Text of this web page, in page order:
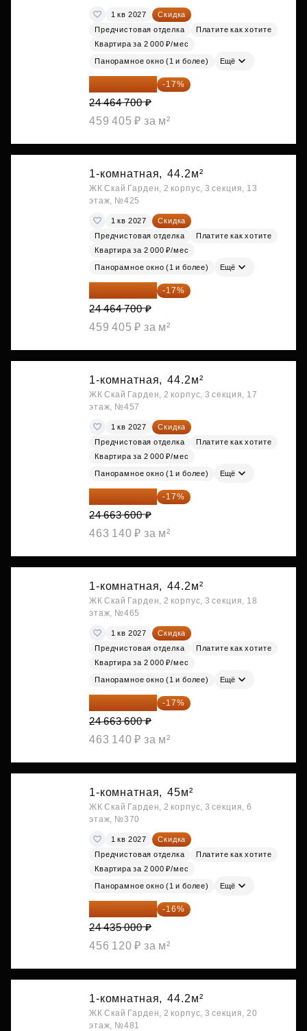
1 кв 2027
Скидка
Предчистовая отделка
Платите как хотите
Квартира за 2 000 ₽/мес
Панорамное окно (1 и более) Ещё
20 305 701 ₽ -17%
24 464 700 ₽
459 405 ₽ за м²
1-комнатная, 44.2м²
ЖК Скай Гарден, 2 корпус, 3 секция, 13
этаж, №425
1 кв 2027
Скидка
Предчистовая отделка
Платите как хотите
Квартира за 2 000 ₽/мес
Панорамное окно (1 и более) Ещё
20 305 701 ₽ -17%
24 464 700 ₽
459 405 ₽ за м²
1-комнатная, 44.2м²
ЖК Скай Гарден, 2 корпус, 3 секция, 17
этаж, №457
1 кв 2027
Скидка
Предчистовая отделка
Платите как хотите
Квартира за 2 000 ₽/мес
Панорамное окно (1 и более) Ещё
20 470 788 ₽ -17%
24 663 600 ₽
463 140 ₽ за м²
1-комнатная, 44.2м²
ЖК Скай Гарден, 2 корпус, 3 секция, 18
этаж, №465
1 кв 2027
Скидка
Предчистовая отделка
Платите как хотите
Квартира за 2 000 ₽/мес
Панорамное окно (1 и более) Ещё
20 470 788 ₽ -17%
24 663 600 ₽
463 140 ₽ за м²
1-комнатная, 45м²
ЖК Скай Гарден, 2 корпус, 3 секция, 6
этаж, №370
1 кв 2027
Скидка
Предчистовая отделка
Платите как хотите
Квартира за 2 000 ₽/мес
Панорамное окно (1 и более) Ещё
20 525 400 ₽ -16%
24 435 000 ₽
456 120 ₽ за м²
1-комнатная, 44.2м²
ЖК Скай Гарден, 2 корпус, 3 секция, 20
этаж, №481